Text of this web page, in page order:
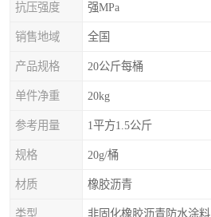
抗压强度 强MPa
销售地域 全国
产品规格 20公斤每桶
单件净重 20kg
参考用量 1平方1.5公斤
规格 20g/桶
材质 橡胶沥青
类型 非固化橡胶沥青防水涂料